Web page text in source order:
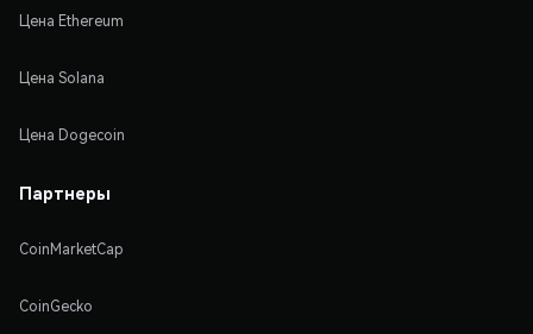
Цена Ethereum
Цена Solana
Цена Dogecoin
Партнеры
CoinMarketCap
CoinGecko